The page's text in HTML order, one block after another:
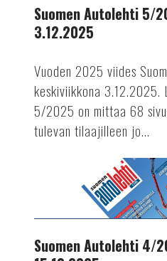
Suomen Autolehti 5/
3.12.2025
Vuoden 2025 viides
keskiviikkona 3.12.2025.
5/2025 on mittaa 68
tulevan tilaajilleen jo...
ilmestyy
Suomen Autolehti 4/